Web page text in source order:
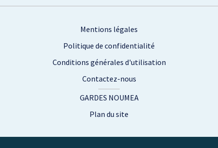
Mentions légales
Politique de confidentialité
Conditions générales d'utilisation
Contactez-nous
GARDES NOUMEA
Plan du site